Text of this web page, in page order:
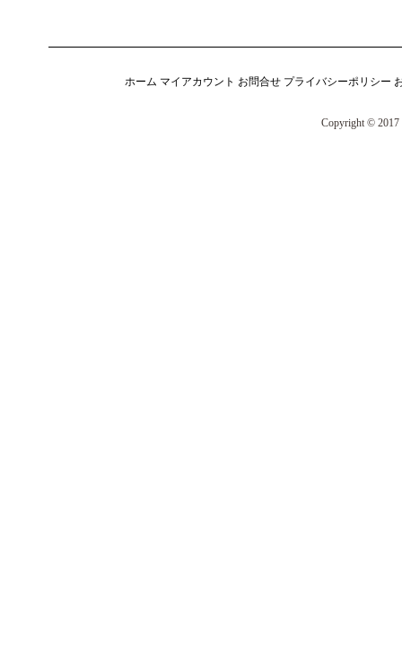
ホーム マイアカウント お問合せ プライバシーポリシー
Copyright © 2017